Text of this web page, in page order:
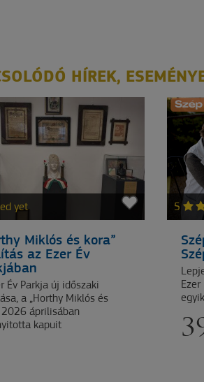
HÍREK,
yet
Miklós és kora”
az Ezer Év
Év Parkja új időszaki
a „Horthy Miklós és
2026 áprilisában
kapuit
5